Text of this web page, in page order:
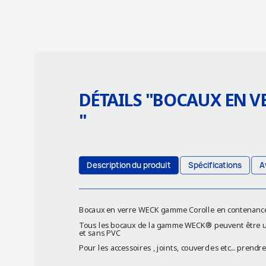
DÉTAILS "BOCAUX EN
"
Description du produit Spécifications
Bocaux en verre WECK gamme Corolle en
Tous les bocaux de la gamme WECK® peuvent
et sans PVC
Pour les accessoires , joints, couvercles etc...